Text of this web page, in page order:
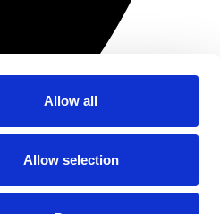
Allow all
Allow selection